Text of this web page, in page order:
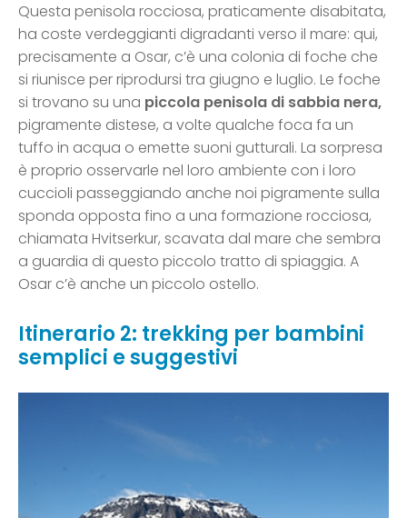
Questa penisola rocciosa, praticamente disabitata,
ha coste verdeggianti digradanti verso il mare: qui,
precisamente a Osar, c’è una colonia di foche che
si riunisce per riprodursi tra giugno e luglio. Le foche
si trovano su una piccola penisola di sabbia nera,
pigramente distese, a volte qualche foca fa un
tuffo in acqua o emette suoni gutturali. La sorpresa
è proprio osservarle nel loro ambiente con i loro
cuccioli passeggiando anche noi pigramente sulla
sponda opposta fino a una formazione rocciosa,
chiamata Hvitserkur, scavata dal mare che sembra
a guardia di questo piccolo tratto di spiaggia. A
Osar c’è anche un piccolo ostello.
Itinerario 2: trekking per bambini
semplici e suggestivi